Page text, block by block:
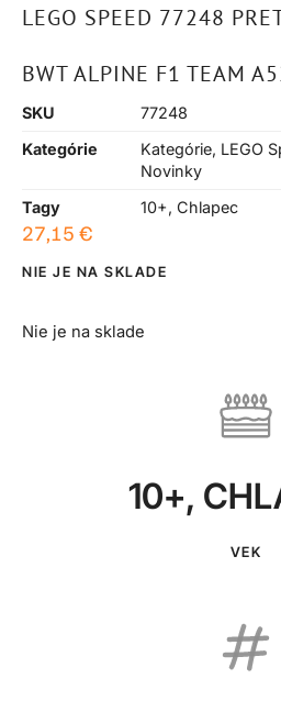
LEGO SPEED 77248
BWT ALPINE F1 TEAM
SKU
77248
Kategórie
Kategórie, LEGO
Novinky
Tagy
10+, Chlapec
27,15 €
NIE JE NA SKLADE
Nie je na sklade
10+,
VEK